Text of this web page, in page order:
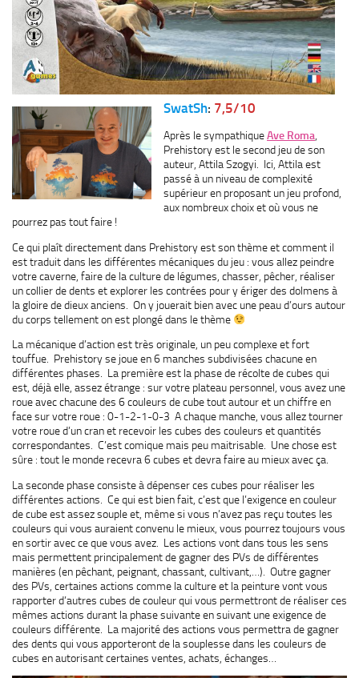
SwatSh: 7,5/10
Après le sympathiqueAve Roma,
Prehistory est le second jeu de son
auteur, Attila Szogyi. Ici, Attila est
passé à un niveau de complexité
supérieur en proposant un jeu profond,
aux nombreux choix et où vous ne
pourrez pas tout faire !
Ce qui plaît directement dans Prehistory est son thème et comment il
est traduit dans les différentes mécaniques du jeu : vous allez peindre
votre caverne, faire de la culture de légumes, chasser, pêcher, réaliser
un collier de dents et explorer les contrées pour y ériger des dolmens à
la gloire de dieux anciens. On y jouerait bien avec une peau d’ours autour
du corps tellement on est plongé dans le thème
La mécanique d’action est très originale, un peu complexe et fort
touffue. Prehistory se joue en 6 manches subdivisées chacune en
différentes phases. La première est la phase de récolte de cubes qui
est, déjà elle, assez étrange : sur votre plateau personnel, vous avez une
roue avec chacune des 6 couleurs de cube tout autour et un chiffre en
face sur votre roue : 0-1-2-1-0-3 A chaque manche, vous allez tourner
votre roue d’un cran et recevoir les cubes des couleurs et quantités
correspondantes. C’est comique mais peu maitrisable. Une chose est
sûre : tout le monde recevra 6 cubes et devra faire au mieux avec ça.
La seconde phase consiste à dépenser ces cubes pour réaliser les
différentes actions. Ce qui est bien fait, c’est que l’exigence en couleur
de cube est assez souple et, même si vous n’avez pas reçu toutes les
couleurs qui vous auraient convenu le mieux, vous pourrez toujours vous
en sortir avec ce que vous avez. Les actions vont dans tous les sens
mais permettent principalement de gagner des PVs de différentes
manières (en pêchant, peignant, chassant, cultivant,…). Outre gagner
des PVs, certaines actions comme la culture et la peinture vont vous
rapporter d’autres cubes de couleur qui vous permettront de réaliser ces
mêmes actions durant la phase suivante en suivant une exigence de
couleurs différente. La majorité des actions vous permettra de gagner
des dents qui vous apporteront de la souplesse dans les couleurs de
cubes en autorisant certaines ventes, achats, échanges…